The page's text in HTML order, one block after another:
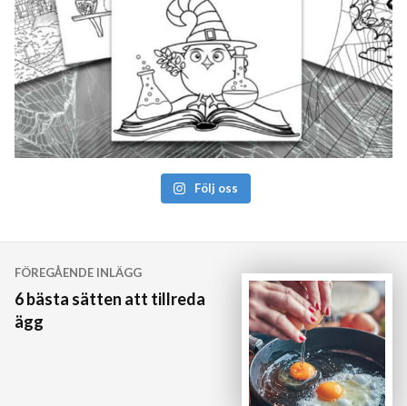
Följ oss
Inläggsnavigering
FÖREGÅENDE INLÄGG
6 bästa sätten att tillreda
ägg